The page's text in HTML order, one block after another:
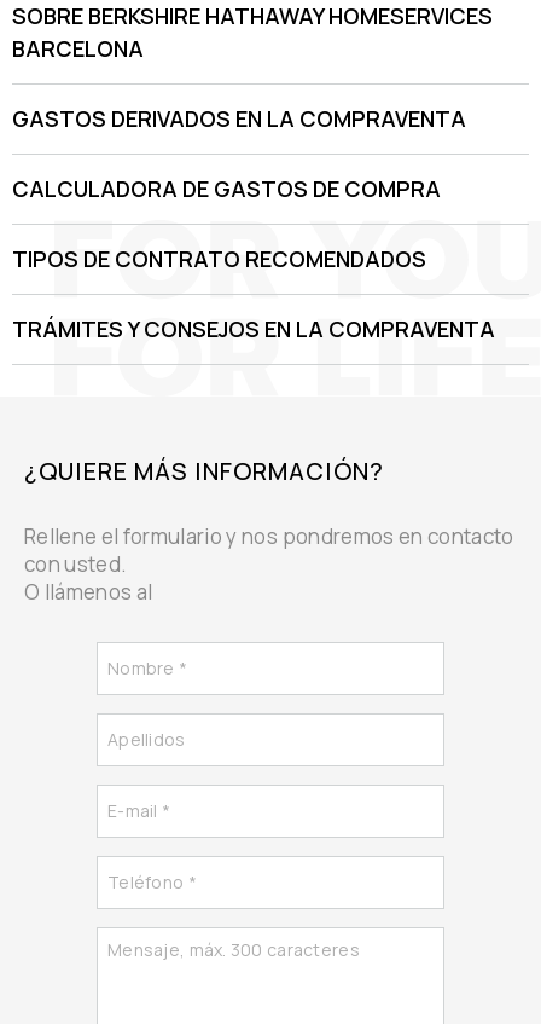
SOBRE BERKSHIRE HATHAWAY HOMESERVICES
BARCELONA
GASTOS DERIVADOS EN LA COMPRAVENTA
CALCULADORA DE GASTOS DE COMPRA
TIPOS DE CONTRATO RECOMENDADOS
TRÁMITES Y CONSEJOS EN LA COMPRAVENTA
¿QUIERE MÁS INFORMACIÓN?
Rellene el formulario y nos pondremos en contacto
con usted.
O llámenos al